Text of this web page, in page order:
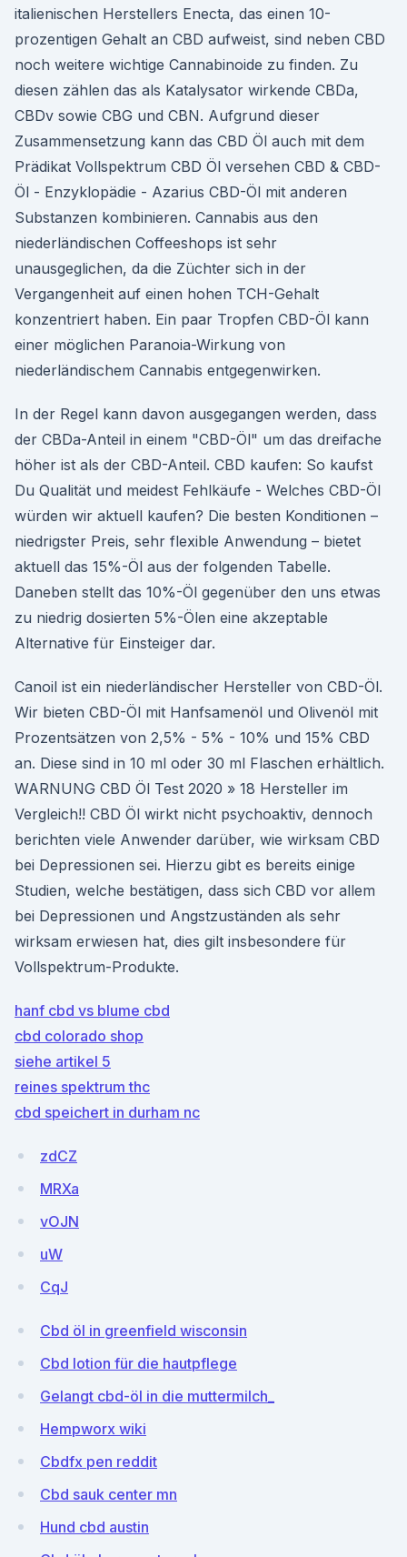
italienischen Herstellers Enecta, das einen 10-
prozentigen Gehalt an CBD aufweist, sind neben CBD
noch weitere wichtige Cannabinoide zu finden. Zu
diesen zählen das als Katalysator wirkende CBDa,
CBDv sowie CBG und CBN. Aufgrund dieser
Zusammensetzung kann das CBD Öl auch mit dem
Prädikat Vollspektrum CBD Öl versehen CBD & CBD-
Öl - Enzyklopädie - Azarius CBD-Öl mit anderen
Substanzen kombinieren. Cannabis aus den
niederländischen Coffeeshops ist sehr
unausgeglichen, da die Züchter sich in der
Vergangenheit auf einen hohen TCH-Gehalt
konzentriert haben. Ein paar Tropfen CBD-Öl kann
einer möglichen Paranoia-Wirkung von
niederländischem Cannabis entgegenwirken.
In der Regel kann davon ausgegangen werden, dass
der CBDa-Anteil in einem "CBD-Öl" um das dreifache
höher ist als der CBD-Anteil. CBD kaufen: So kaufst
Du Qualität und meidest Fehlkäufe - Welches CBD-Öl
würden wir aktuell kaufen? Die besten Konditionen –
niedrigster Preis, sehr flexible Anwendung – bietet
aktuell das 15%-Öl aus der folgenden Tabelle.
Daneben stellt das 10%-Öl gegenüber den uns etwas
zu niedrig dosierten 5%-Ölen eine akzeptable
Alternative für Einsteiger dar.
Canoil ist ein niederländischer Hersteller von CBD-Öl.
Wir bieten CBD-Öl mit Hanfsamenöl und Olivenöl mit
Prozentsätzen von 2,5% - 5% - 10% und 15% CBD
an. Diese sind in 10 ml oder 30 ml Flaschen erhältlich.
WARNUNG CBD Öl Test 2020 » 18 Hersteller im
Vergleich!! CBD Öl wirkt nicht psychoaktiv, dennoch
berichten viele Anwender darüber, wie wirksam CBD
bei Depressionen sei. Hierzu gibt es bereits einige
Studien, welche bestätigen, dass sich CBD vor allem
bei Depressionen und Angstzuständen als sehr
wirksam erwiesen hat, dies gilt insbesondere für
Vollspektrum-Produkte.
hanf cbd vs blume cbd
cbd colorado shop
siehe artikel 5
reines spektrum thc
cbd speichert in durham nc
zdCZ
MRXa
vOJN
uW
CqJ
Cbd öl in greenfield wisconsin
Cbd lotion für die hautpflege
Gelangt cbd-öl in die muttermilch_
Hempworx wiki
Cbdfx pen reddit
Cbd sauk center mn
Hund cbd austin